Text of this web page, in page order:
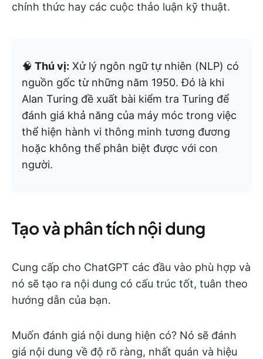
chính thức hay các cuộc thảo luận kỹ thuật.
🧠 Thú vị: Xử lý ngôn ngữ tự nhiên (NLP) có
nguồn gốc từ những năm 1950. Đó là khi
Alan Turing đề xuất bài kiểm tra Turing để
đánh giá khả năng của máy móc trong việc
thể hiện hành vi thông minh tương đương
hoặc không thể phân biệt được với con
người.
Tạo và phân tích nội dung
Cung cấp cho ChatGPT các đầu vào phù hợp và
nó sẽ tạo ra nội dung có cấu trúc tốt, tuân theo
hướng dẫn của bạn.
Muốn đánh giá nội dung hiện có? Nó sẽ đánh
giá nội dung về độ rõ ràng, nhất quán và hiệu